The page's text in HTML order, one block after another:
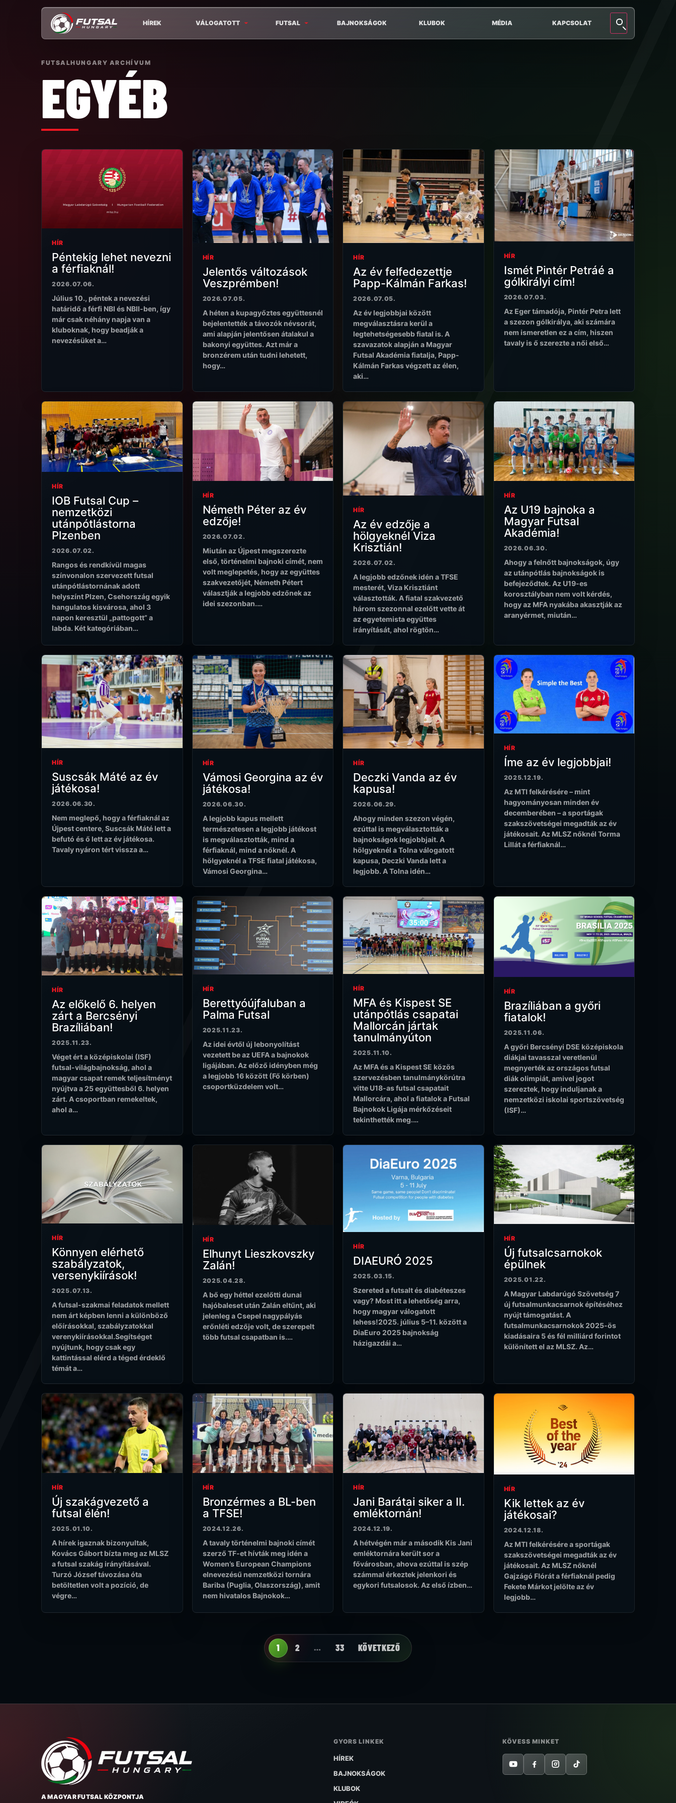
HÍREK VÁLOGATOTT FUTSAL BAJNOKSÁGOK KLUBOK MÉDIA KAPCSOLAT
FUTSALHUNGARY ARCHÍVUM
EGYÉB
HÍR
Péntekig lehet nevezni
a férfiaknál!
2026.07.06.
Július 10., péntek a nevezési
határidő a férfi NBI és NBII-ben, így
már csak néhány napja van a
kluboknak, hogy beadják a
nevezésüket a…
HÍR
Jelentős változások
Veszprémben!
2026.07.05.
A héten a kupagyőztes együttesnél
bejelentették a távozók névsorát,
ami alapján jelentősen átalakul a
bakonyi együttes. Azt már a
bronzérem után tudni lehetett,
hogy…
HÍR
Az év felfedezettje
Papp-Kálmán Farkas!
2026.07.05.
Az év legjobbjai között
megválasztásra kerül a
legtehetségesebb fiatal is. A
szavazatok alapján a Magyar
Futsal Akadémia fiatalja, Papp-
Kálmán Farkas végzett az élen,
aki…
HÍR
Ismét Pintér Petráé a
gólkirályi cím!
2026.07.03.
Az Eger támadója, Pintér Petra lett
a szezon gólkirálya, aki számára
nem ismeretlen ez a cím, hiszen
tavaly is ő szerezte a női első…
HÍR
IOB Futsal Cup –
nemzetközi
utánpótlástorna
Plzenben
2026.07.02.
Rangos és rendkívül magas
színvonalon szervezett futsal
utánpótlástornának adott
helyszínt Plzen, Csehország egyik
hangulatos kisvárosa, ahol 3
napon keresztül „pattogott” a
labda. Két kategóriában…
HÍR
Németh Péter az év
edzője!
2026.07.02.
Miután az Újpest megszerezte
első, történelmi bajnoki címét, nem
volt meglepetés, hogy az együttes
szakvezetőjét, Németh Pétert
választják a legjobb edzőnek az
idei szezonban.…
HÍR
Az év edzője a
hölgyeknél Viza
Krisztián!
2026.07.02.
A legjobb edzőnek idén a TFSE
mesterét, Viza Krisztiánt
választották. A fiatal szakvezető
három szezonnal ezelőtt vette át
az egyetemista együttes
irányítását, ahol rögtön…
HÍR
Az U19 bajnoka a
Magyar Futsal
Akadémia!
2026.06.30.
Ahogy a felnőtt bajnokságok, úgy
az utánpótlás bajnokságok is
befejeződtek. Az U19-es
korosztályban nem volt kérdés,
hogy az MFA nyakába akasztják az
aranyérmet, miután…
HÍR
Suscsák Máté az év
játékosa!
2026.06.30.
Nem meglepő, hogy a férfiaknál az
Újpest centere, Suscsák Máté lett a
befutó és ő lett az év játékosa.
Tavaly nyáron tért vissza a…
HÍR
Vámosi Georgina az év
játékosa!
2026.06.30.
A legjobb kapus mellett
természetesen a legjobb játékost
is megválasztották, mind a
férfiaknál, mind a nőknél. A
hölgyeknél a TFSE fiatal játékosa,
Vámosi Georgina…
HÍR
Deczki Vanda az év
kapusa!
2026.06.29.
Ahogy minden szezon végén,
ezúttal is megválasztották a
bajnokságok legjobbjait. A
hölgyeknél a Tolna válogatott
kapusa, Deczki Vanda lett a
legjobb. A Tolna idén…
HÍR
Íme az év legjobbjai!
2025.12.19.
Az MTI felkérésére – mint
hagyományosan minden év
decemberében – a sportágak
szakszövetségei megadták az év
játékosait. Az MLSZ nőknél Torma
Lillát a férfiaknál…
HÍR
Az előkelő 6. helyen
zárt a Bercsényi
Brazíliában!
2025.11.23.
Véget ért a középiskolai (ISF)
futsal-világbajnokság, ahol a
magyar csapat remek teljesítményt
nyújtva a 25 együttesből 6. helyen
zárt. A csoportban remekeltek,
ahol a…
HÍR
Berettyóújfaluban a
Palma Futsal
2025.11.23.
Az idei évtől új lebonyolítást
vezetett be az UEFA a bajnokok
ligájában. Az előző idényben még
a legjobb 16 között (Fő körben)
csoportküzdelem volt…
HÍR
MFA és Kispest SE
utánpótlás csapatai
Mallorcán jártak
tanulmányúton
2025.11.10.
Az MFA és a Kispest SE közös
szervezésben tanulmánykörútra
vitte U18-as futsal csapatait
Mallorcára, ahol a fiatalok a Futsal
Bajnokok Ligája mérkőzéseit
tekinthették meg.…
HÍR
Brazíliában a győri
fiatalok!
2025.11.06.
A győri Bercsényi DSE középiskola
diákjai tavasszal veretlenül
megnyerték az országos futsal
diák olimpiát, amivel jogot
szereztek, hogy induljanak a
nemzetközi iskolai sportszövetség
(ISF)…
HÍR
Könnyen elérhető
szabályzatok,
versenykiírások!
2025.07.13.
A futsal-szakmai feladatok mellett
nem árt képben lenni a különböző
előírásokkal, szabályzatokkal
verenykiírásokkal.Segítséget
nyújtunk, hogy csak egy
kattintással elérd a téged érdeklő
témát a…
HÍR
Elhunyt Lieszkovszky
Zalán!
2025.04.28.
A bő egy héttel ezelőtti dunai
hajóbaleset után Zalán eltűnt, aki
jelenleg a Csepel nagypályás
erőnléti edzője volt, de szerepelt
több futsal csapatban is.…
HÍR
DIAEURÓ 2025
2025.03.15.
Szereted a futsalt és diabéteszes
vagy? Most itt a lehetőség arra,
hogy magyar válogatott
lehess!2025. július 5–11. között a
DiaEuro 2025 bajnokság
házigazdái a…
HÍR
Új futsalcsarnokok
épülnek
2025.01.22.
A Magyar Labdarúgó Szövetség 7
új futsalmunkacsarnok építéséhez
nyújt támogatást. A
futsalmunkacsarnokok 2025-ös
kiadásaira 5 és fél milliárd forintot
különített el az MLSZ. Az…
HÍR
Új szakágvezető a
futsal élén!
2025.01.10.
A hírek igaznak bizonyultak,
Kovács Gábort bízta meg az MLSZ
a futsal szakág irányításával.
Turzó József távozása óta
betöltetlen volt a pozíció, de
végre…
HÍR
Bronzérmes a BL-ben
a TFSE!
2024.12.26.
A tavaly történelmi bajnoki címét
szerző TF-et hívták meg idén a
Women’s European Champions
elnevezésű nemzetközi tornára
Bariba (Puglia, Olaszország), amit
nem hivatalos Bajnokok…
HÍR
Jani Barátai siker a II.
emléktornán!
2024.12.19.
A hétvégén már a második Kis Jani
emléktornára került sor a
fővárosban, ahova ezúttal is szép
számmal érkeztek jelenkori és
egykori futsalosok. Az első ízben…
HÍR
Kik lettek az év
játékosai?
2024.12.18.
Az MTI felkérésére a sportágak
szakszövetségei megadták az év
játékosait. Az MLSZ nőknél
Gajzágó Flórát a férfiaknál pedig
Fekete Márkot jelölte az év
legjobb…
1 2 … 33 KÖVETKEZŐ
A MAGYAR FUTSAL KÖZPONTJA
GYORS LINKEK
HÍREK
BAJNOKSÁGOK
KLUBOK
KÖVESS MINKET